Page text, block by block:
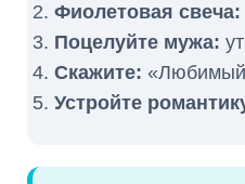
Фиолетовая свеча:
Поцелуйте мужа:
Скажите:
Устройте